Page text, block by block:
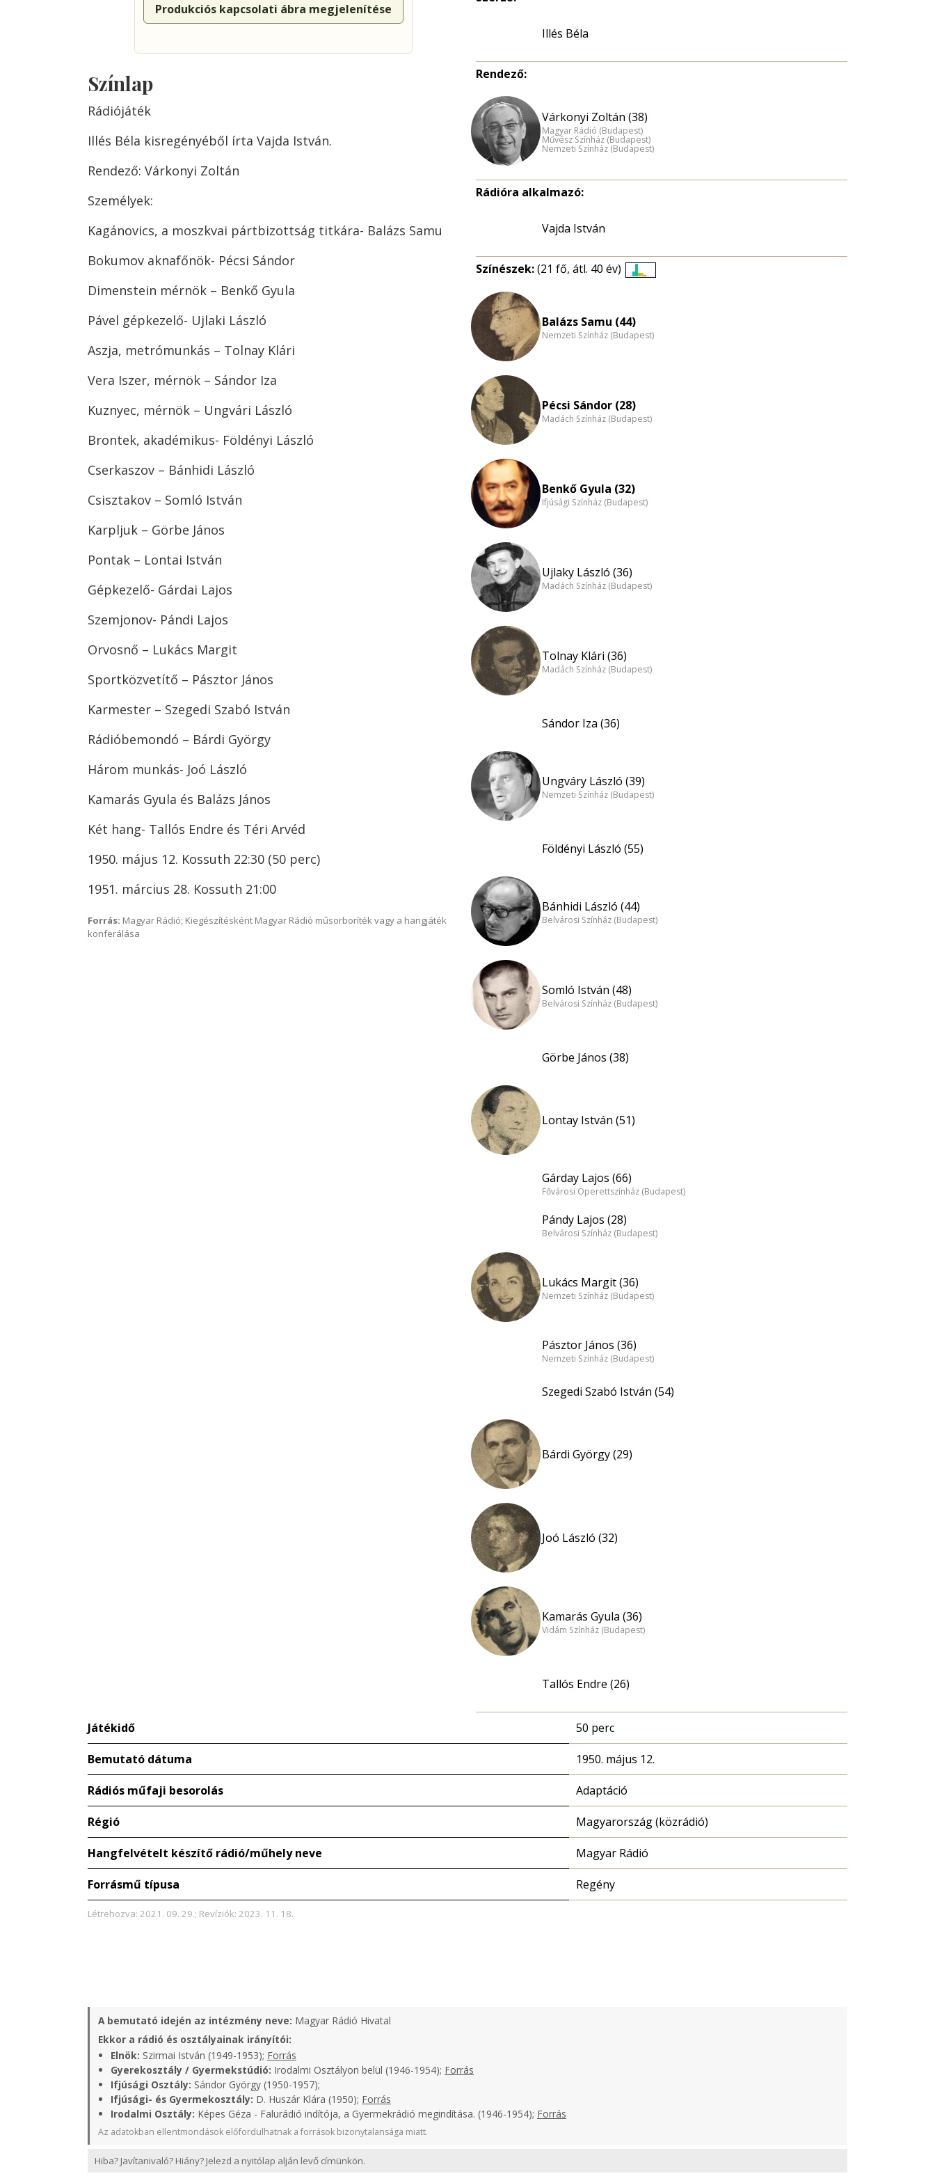
Produkciós kapcsolati ábra megjelenítése
Színlap
Rádiójáték
Illés Béla kisregényéből írta Vajda István.
Rendező: Várkonyi Zoltán
Személyek:
Kagánovics, a moszkvai pártbizottság titkára- Balázs Samu
Bokumov aknafőnök- Pécsi Sándor
Dimenstein mérnök – Benkő Gyula
Pável gépkezelő- Ujlaki László
Aszja, metrómunkás – Tolnay Klári
Vera Iszer, mérnök – Sándor Iza
Kuznyec, mérnök – Ungvári László
Brontek, akadémikus- Földényi László
Cserkaszov – Bánhidi László
Csisztakov – Somló István
Karpljuk – Görbe János
Pontak – Lontai István
Gépkezelő- Gárdai Lajos
Szemjonov- Pándi Lajos
Orvosnő – Lukács Margit
Sportközvetítő – Pásztor János
Karmester – Szegedi Szabó István
Rádióbemondó – Bárdi György
Három munkás- Joó László
Kamarás Gyula és Balázs János
Két hang- Tallós Endre és Téri Arvéd
1950. május 12. Kossuth 22:30 (50 perc)
1951. március 28. Kossuth 21:00
Forrás: Magyar Rádió; Kiegészítésként Magyar Rádió műsorboríték vagy a hangjáték
konferálása
Illés Béla
Rendező:
Várkonyi Zoltán (38)
Magyar Rádió (Budapest)
Művész Színház (Budapest)
Nemzeti Színház (Budapest)
Rádióra alkalmazó:
Vajda István
Színészek:(21 fő, átl. 40 év)
Balázs Samu (44)
Nemzeti Színház (Budapest)
Pécsi Sándor (28)
Madách Színház (Budapest)
Benkő Gyula (32)
Ifjúsági Színház (Budapest)
Ujlaky László (36)
Madách Színház (Budapest)
Tolnay Klári (36)
Madách Színház (Budapest)
Sándor Iza (36)
Ungváry László (39)
Nemzeti Színház (Budapest)
Földényi László (55)
Bánhidi László (44)
Belvárosi Színház (Budapest)
Somló István (48)
Belvárosi Színház (Budapest)
Görbe János (38)
Lontay István (51)
Gárday Lajos (66)
Fővárosi Operettszínház (Budapest)
Pándy Lajos (28)
Belvárosi Színház (Budapest)
Lukács Margit (36)
Nemzeti Színház (Budapest)
Pásztor János (36)
Nemzeti Színház (Budapest)
Szegedi Szabó István (54)
Bárdi György (29)
Joó László (32)
Kamarás Gyula (36)
Vidám Színház (Budapest)
Tallós Endre (26)
Játékidő 50 perc
Bemutató dátuma 1950. május 12.
Rádiós műfaji besorolás Adaptáció
Régió Magyarország (közrádió)
Hangfelvételt készítő rádió/műhely neve Magyar Rádió
Forrásmű típusa Regény
Létrehozva: 2021. 09. 29.; Revíziók: 2023. 11. 18.
A bemutató idején az intézmény neve: Magyar Rádió Hivatal
Ekkor a rádió és osztályainak irányítói:
Elnök: Szirmai István (1949-1953); Forrás
Gyerekosztály / Gyermekstúdió: Irodalmi Osztályon belül (1946-1954); Forrás
Ifjúsági Osztály: Sándor György (1950-1957);
Ifjúsági- és Gyermekosztály: D. Huszár Klára (1950); Forrás
Irodalmi Osztály: Képes Géza - Falurádió indítója, a Gyermekrádió megindítása. (1946-1954); Forrás
Az adatokban ellentmondások előfordulhatnak a források bizonytalansága miatt.
Hiba? Javítanivaló? Hiány? Jelezd a nyitólap alján levő címünkön.